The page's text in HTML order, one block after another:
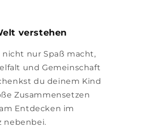
verstehen
nicht nur Spaß macht,
und Gemeinschaft
du deinem Kind
Zusammensetzen
Entdecken im
nebenbei.